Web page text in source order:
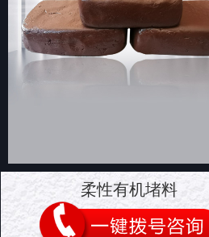
柔性有机堵料